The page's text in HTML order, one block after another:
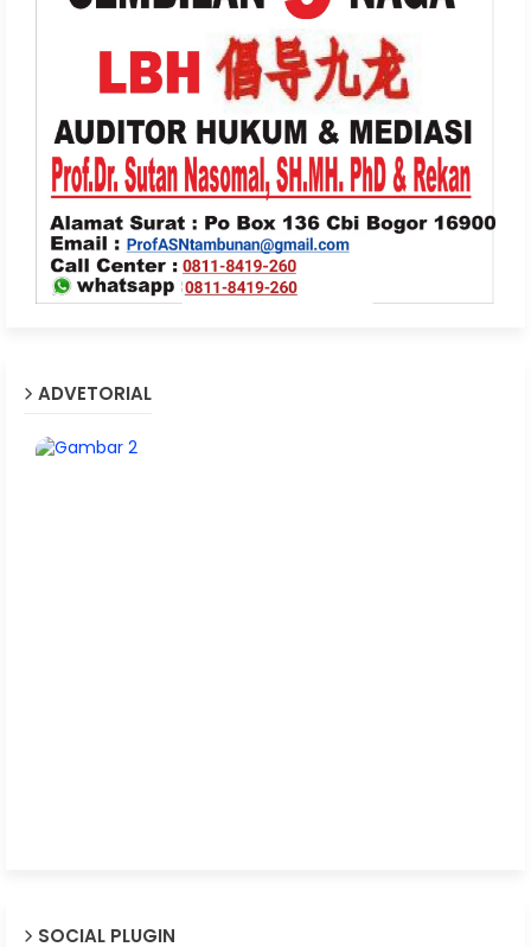
ADVETORIAL
SOCIAL PLUGIN